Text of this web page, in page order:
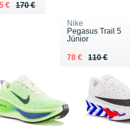
170 €
de 170 €
€ 105 €
Nike
Pegasus Trail 5
Júnior
110 €
Au lieu de 110 €
78 €
Vendu 78 €